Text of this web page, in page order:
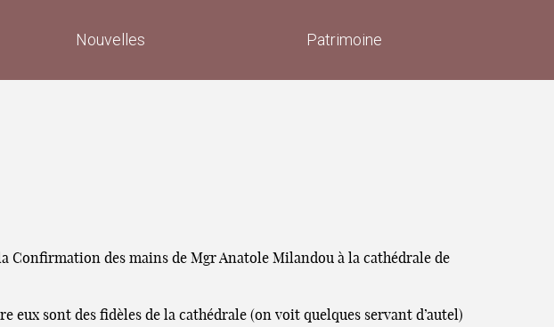
Nouvelles Patrimoine
Confirmation des mains de Mgr Anatole Milandou à la cathédrale de
eux sont des fidèles de la cathédrale (on voit quelques servant d’autel)